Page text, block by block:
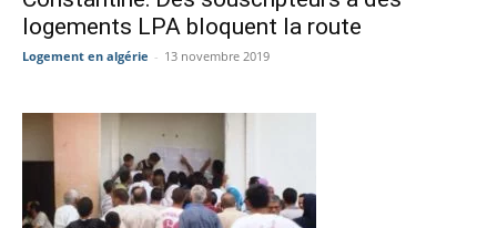
logements LPA bloquent la route
Logement en algérie - 13 novembre 2019